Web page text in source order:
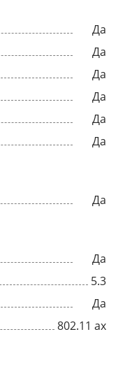
Да
Да
Да
Да
Да
Да
Да
Да
5.3
Да
802.11 ax